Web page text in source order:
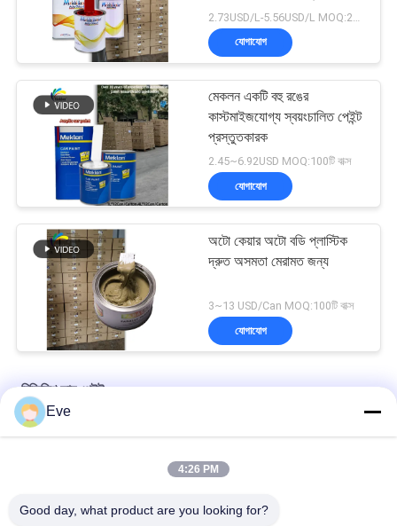
যোগাযোগ
মেকলন একটি বহু রঙের
কাস্টমাইজযোগ্য স্বয়ংচালিত পেইন্ট
প্রস্তুতকারক
2.45~6.92USD MOQ:100টি বাক্স
যোগাযোগ
অটো কেয়ার অটো বডি প্লাস্টিক
দ্রুত অসমতা মেরামত জন্য
3~13 USD/Can MOQ:100টি বাক্স
যোগাযোগ
রিফিনিশ কার পেইন্ট
অটোমোটিভ স্প্রে করার জন্য প্রাক মিশ্রিত অটোমোটিভ পেইন্ট এক্রাইলিক পেইন্ট
বহুমুখী অটোমোটিভ কার পেইন্ট হাভানা গ্রে রঙ ক্ষতিকর নয়
Eve
4:26 PM
Good day, what product are you looking for?